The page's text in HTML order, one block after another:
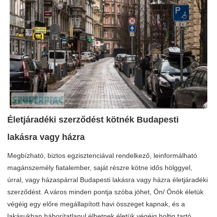
Életjáradéki szerződést kötnék Budapesti
lakásra vagy házra
Megbízható, biztos egzisztenciával rendelkező, leinformálható
magánszemély fiatalember, saját részre kötne idős hölggyel,
úrral, vagy házaspárral Budapesti lakásra vagy házra életjáradéki
szerződést. A város minden pontja szóba jöhet, Ön/ Önök életük
végéig egy előre megállapított havi összeget kapnak, és a